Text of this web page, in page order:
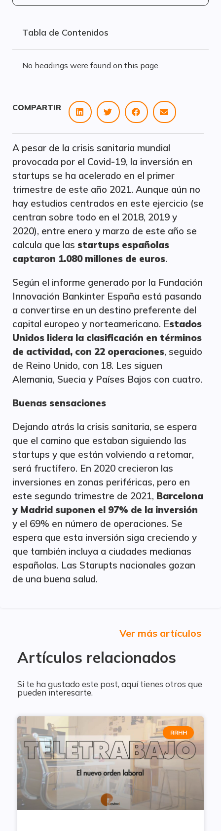
COMPARTIR
A pesar de la crisis sanitaria mundial
provocada por el Covid-19, la inversión en
startups se ha acelerado en el primer
trimestre de este año 2021. Aunque aún no
hay estudios centrados en este ejercicio (se
centran sobre todo en el 2018, 2019 y
2020), entre enero y marzo de este año se
calcula que las startups españolas
captaron 1.080 millones de euros.
Según el informe generado por la Fundación
Innovación Bankinter España está pasando
a convertirse en un destino preferente del
capital europeo y norteamericano. Estados
Unidos lidera la clasificación en términos
de actividad, con 22 operaciones, seguido
de Reino Unido, con 18. Les siguen
Alemania, Suecia y Países Bajos con cuatro.
Buenas sensaciones
Dejando atrás la crisis sanitaria, se espera
que el camino que estaban siguiendo las
startups y que están volviendo a retomar,
será fructífero. En 2020 crecieron las
inversiones en zonas periféricas, pero en
este segundo trimestre de 2021, Barcelona
y Madrid suponen el 97% de la inversión
y el 69% en número de operaciones. Se
espera que esta inversión siga creciendo y
que también incluya a ciudades medianas
españolas. Las Starupts nacionales gozan
de una buena salud.
Tabla de Contenidos
No headings were found on this page.
Artículos relacionados
Ver más artículos
Si te ha gustado este post, aquí tienes otros que
pueden interesarte.
RRHH